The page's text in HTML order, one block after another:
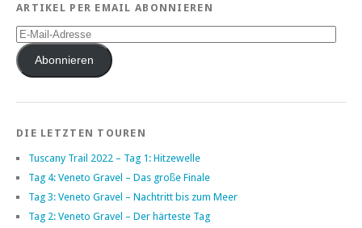
ARTIKEL PER EMAIL ABONNIEREN
E-
Mail-
AdresseAbonnieren
DIE LETZTEN TOUREN
Tuscany Trail 2022 – Tag 1: Hitzewelle
Tag 4: Veneto Gravel – Das große Finale
Tag 3: Veneto Gravel – Nachtritt bis zum Meer
Tag 2: Veneto Gravel – Der härteste Tag